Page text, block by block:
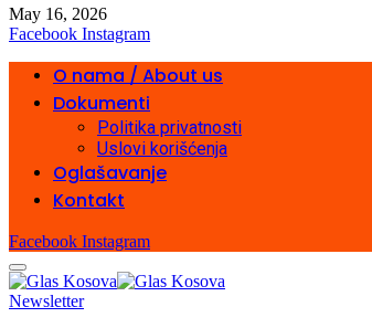
May 16, 2026
Facebook Instagram
O nama / About us
Dokumenti
Politika privatnosti
Uslovi korišćenja
Oglašavanje
Kontakt
Facebook Instagram
Newsletter